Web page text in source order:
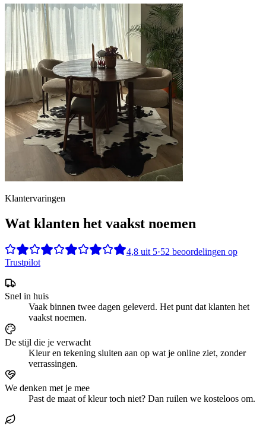
Klantervaringen
Wat klanten het vaakst noemen
4,8 uit5·52 beoordelingen op
Trustpilot
Snel in huis
Vaak binnen twee dagen geleverd. Het punt dat klanten het
vaakst noemen.
De stijl die je verwacht
Kleur en tekening sluiten aan op wat je online ziet, zonder
verrassingen.
We denken met je mee
Past de maat of kleur toch niet? Dan ruilen we kosteloos om.